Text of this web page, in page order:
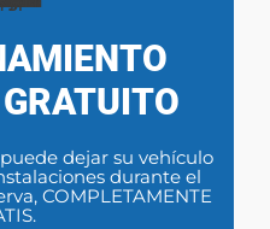
dejar su vehículo
durante el
COMPLETAMENTE